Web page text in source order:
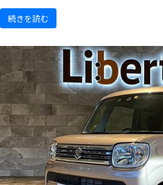
続きを読む